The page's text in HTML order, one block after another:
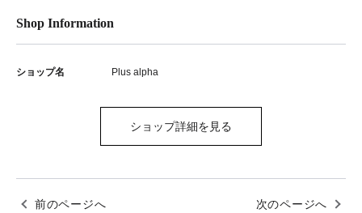
Shop Information
ショップ名 Plus alpha
ショップ詳細を見る
前のページへ 次のページへ